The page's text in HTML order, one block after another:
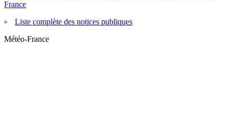
France
Liste complète des notices publiques
Météo-France